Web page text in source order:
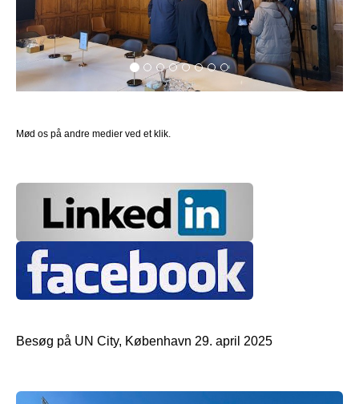
Mød os på andre medier ved et klik.
Besøg på UN City, København 29. april 2025